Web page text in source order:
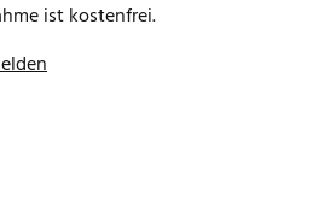
ist kostenfrei.